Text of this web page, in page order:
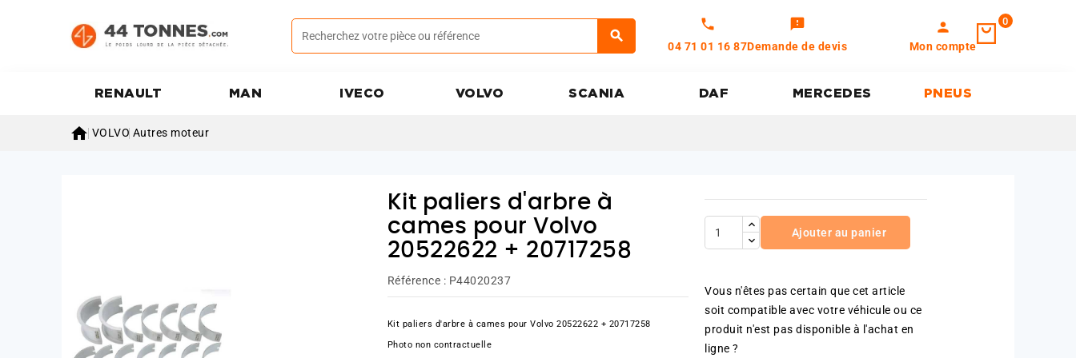
call
04 71 01 16 87
feedback
Demande de devis
person
Mon compte
0
RENAULT MAN IVECO VOLVO SCANIA DAF MERCEDES PNEUS
 VOLVO Autres moteur
Kit paliers d'arbre à
cames pour Volvo
20522622 + 20717258
Référence : P44020237
Kit paliers d'arbre à cames pour Volvo 20522622 + 20717258
Photo non contractuelle
Ajouter au panier
Vous n'êtes pas certain que cet article
soit compatible avec votre véhicule ou ce
produit n'est pas disponible à l'achat en
ligne ?